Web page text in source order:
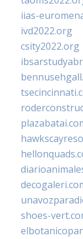
iias-
ivd2022.org
csity2022.org
shoes-